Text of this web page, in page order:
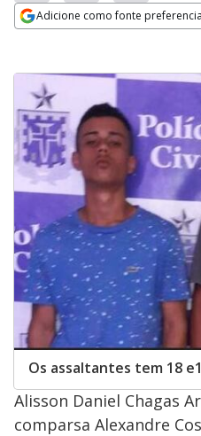
Adicione como fonte
Os assaltantes tem 18
Alisson Daniel Chagas
comparsa Alexandre